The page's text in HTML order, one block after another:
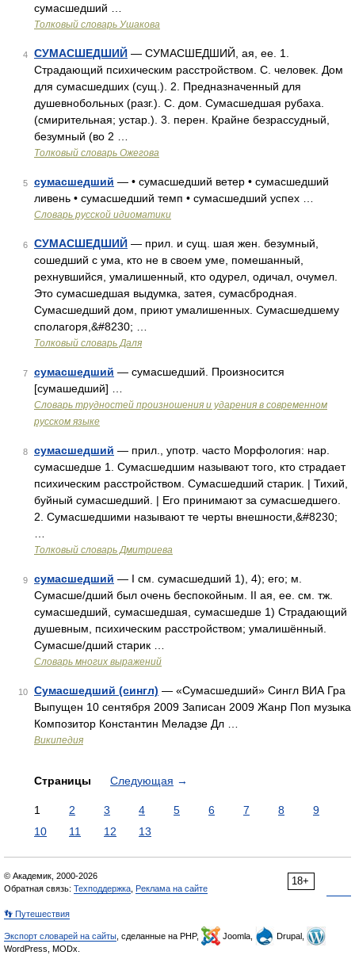
сумасшедший …
Толковый словарь Ушакова
4 СУМАСШЕДШИЙ — СУМАСШЕДШИЙ, ая, ее. 1.
Страдающий психическим расстройством. С. человек. Дом
для сумасшедших (сущ.). 2. Предназначенный для
душевнобольных (разг.). С. дом. Сумасшедшая рубаха.
(смирительная; устар.). 3. перен. Крайне безрассудный,
безумный (во 2 …
Толковый словарь Ожегова
5 сумасшедший — • сумасшедший ветер • сумасшедший
ливень • сумасшедший темп • сумасшедший успех …
Словарь русской идиоматики
6 СУМАСШЕДШИЙ — прил. и сущ. шая жен. безумный,
сошедший с ума, кто не в своем уме, помешанный,
рехнувшийся, умалишенный, кто одурел, одичал, очумел.
Это сумасшедшая выдумка, затея, сумасбродная.
Сумасшедший дом, приют умалишенных. Сумасшедшему
сполагоря,&#8230; …
Толковый словарь Даля
7 сумасшедший — сумасшедший. Произносится
[сумашедший] …
Словарь трудностей произношения и ударения в современном
русском языке
8 сумасшедший — прил., употр. часто Морфология: нар.
сумасшедше 1. Сумасшедшим называют того, кто страдает
психическим расстройством. Сумасшедший старик. | Тихий,
буйный сумасшедший. | Его принимают за сумасшедшего.
2. Сумасшедшими называют те черты внешности,&#8230;
Толковый словарь Дмитриева
9 сумасшедший — I см. сумасшедший 1), 4); его; м.
Сумасше/дший был очень беспокойным. II ая, ее. см. тж.
сумасшедший, сумасшедшая, сумасшедше 1) Страдающий
душевным, психическим расстройством; умалишённый.
Сумасше/дший старик …
Словарь многих выражений
10 Сумасшедший (сингл) — «Сумасшедший» Сингл ВИА Гра
Выпущен 10 сентября 2009 Записан 2009 Жанр Поп музыка
Композитор Константин Меладзе Дл …
Википедия
Страницы Следующая →
1 2 3 4 5 6 7 8
9
10
11 12 13
18+
© Академик, 2000-2026
Обратная связь: Техподдержка Реклама на сайте
👣 Путешествия
Экспорт словарей на сайты , сделанные на PHP, Joomla,
Drupal,
WordPress, MODx.